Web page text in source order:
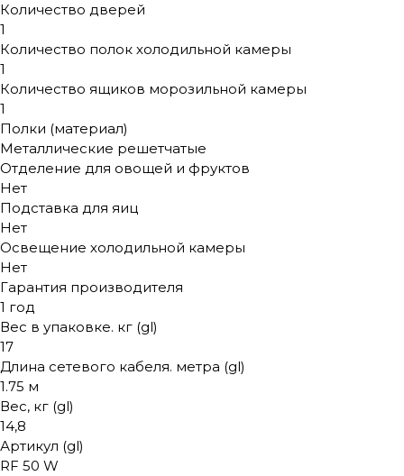
Количество дверей
1
Количество полок холодильной камеры
1
Количество ящиков морозильной камеры
1
Полки (материал)
Металлические решетчатые
Отделение для овощей и фруктов
Нет
Подставка для яиц
Нет
Освещение холодильной камеры
Нет
Гарантия производителя
1 год
Вес в упаковке. кг (gl)
17
Длина сетевого кабеля. метра (gl)
1.75 м
Вес, кг (gl)
14,8
Артикул (gl)
RF 50 W